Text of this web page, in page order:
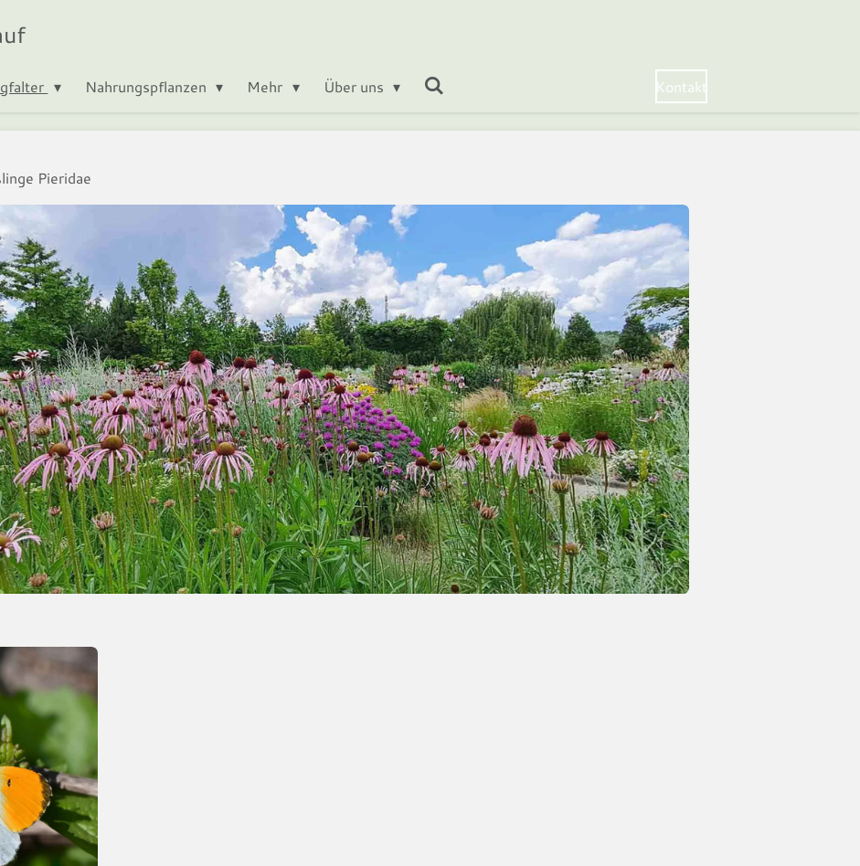
Nahrungspflanzen Mehr Über uns Kontakt
Pieridae